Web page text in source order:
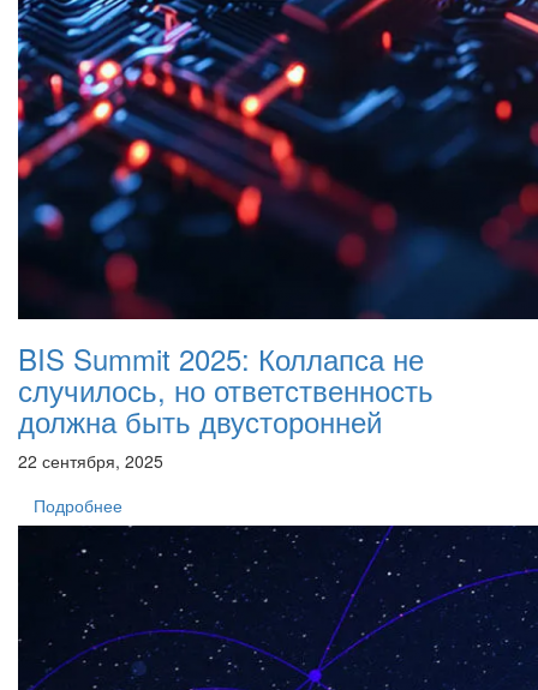
BIS Summit 2025: Коллапса не
случилось, но ответственность
должна быть двусторонней
22 сентября, 2025
Подробнее